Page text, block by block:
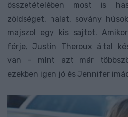
összetételében most is
zöldséget, halat, sovány
majszol egy kis sajtot.
férje, Justin Theroux által
van – mint azt már
ezekben igen jó és Jennifer